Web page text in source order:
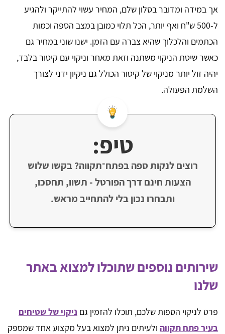
אך במידה ומדובר בסלון שלם, המחיר עשוי להתייקר ולהגיע
ל-500 ש"ח ואף יותר, הכל תלוי כמובן במצב הספה וכמות
הכתמים והלכלוך שהיא צברה עם הזמן. ישנו שוני במחיר גם
כאשר שיטת הניקוי משתנה וזאת מאחר וניקוי עם קיטור בלבד,
יהיה זול יותר מניקוי של קיטור הכולל גם ניקיון ידני לצורך
השלמת הפעולה.
טיפ:
רוצים לנקות ספה בפתח־תקווה? בקשו שלוש
הצעות חינם דרך הפורטל - תשוו, תחסכו,
ותבחרו נכון בלי להתחייב מראש.
שירותים נוספים שתוכלו למצוא באתר
שלנו
פרט לניקוי הספות שלכם, תוכלו להזמין גם ניקוי של שטיחים
בעיר פתח תקווה ולעיתים ניתן למצוא בעל מקצוע אחד שמספק